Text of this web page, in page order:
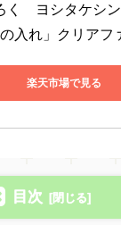
く　ヨシタケシ
入れ」クリアフ
楽天市場で見る
目次